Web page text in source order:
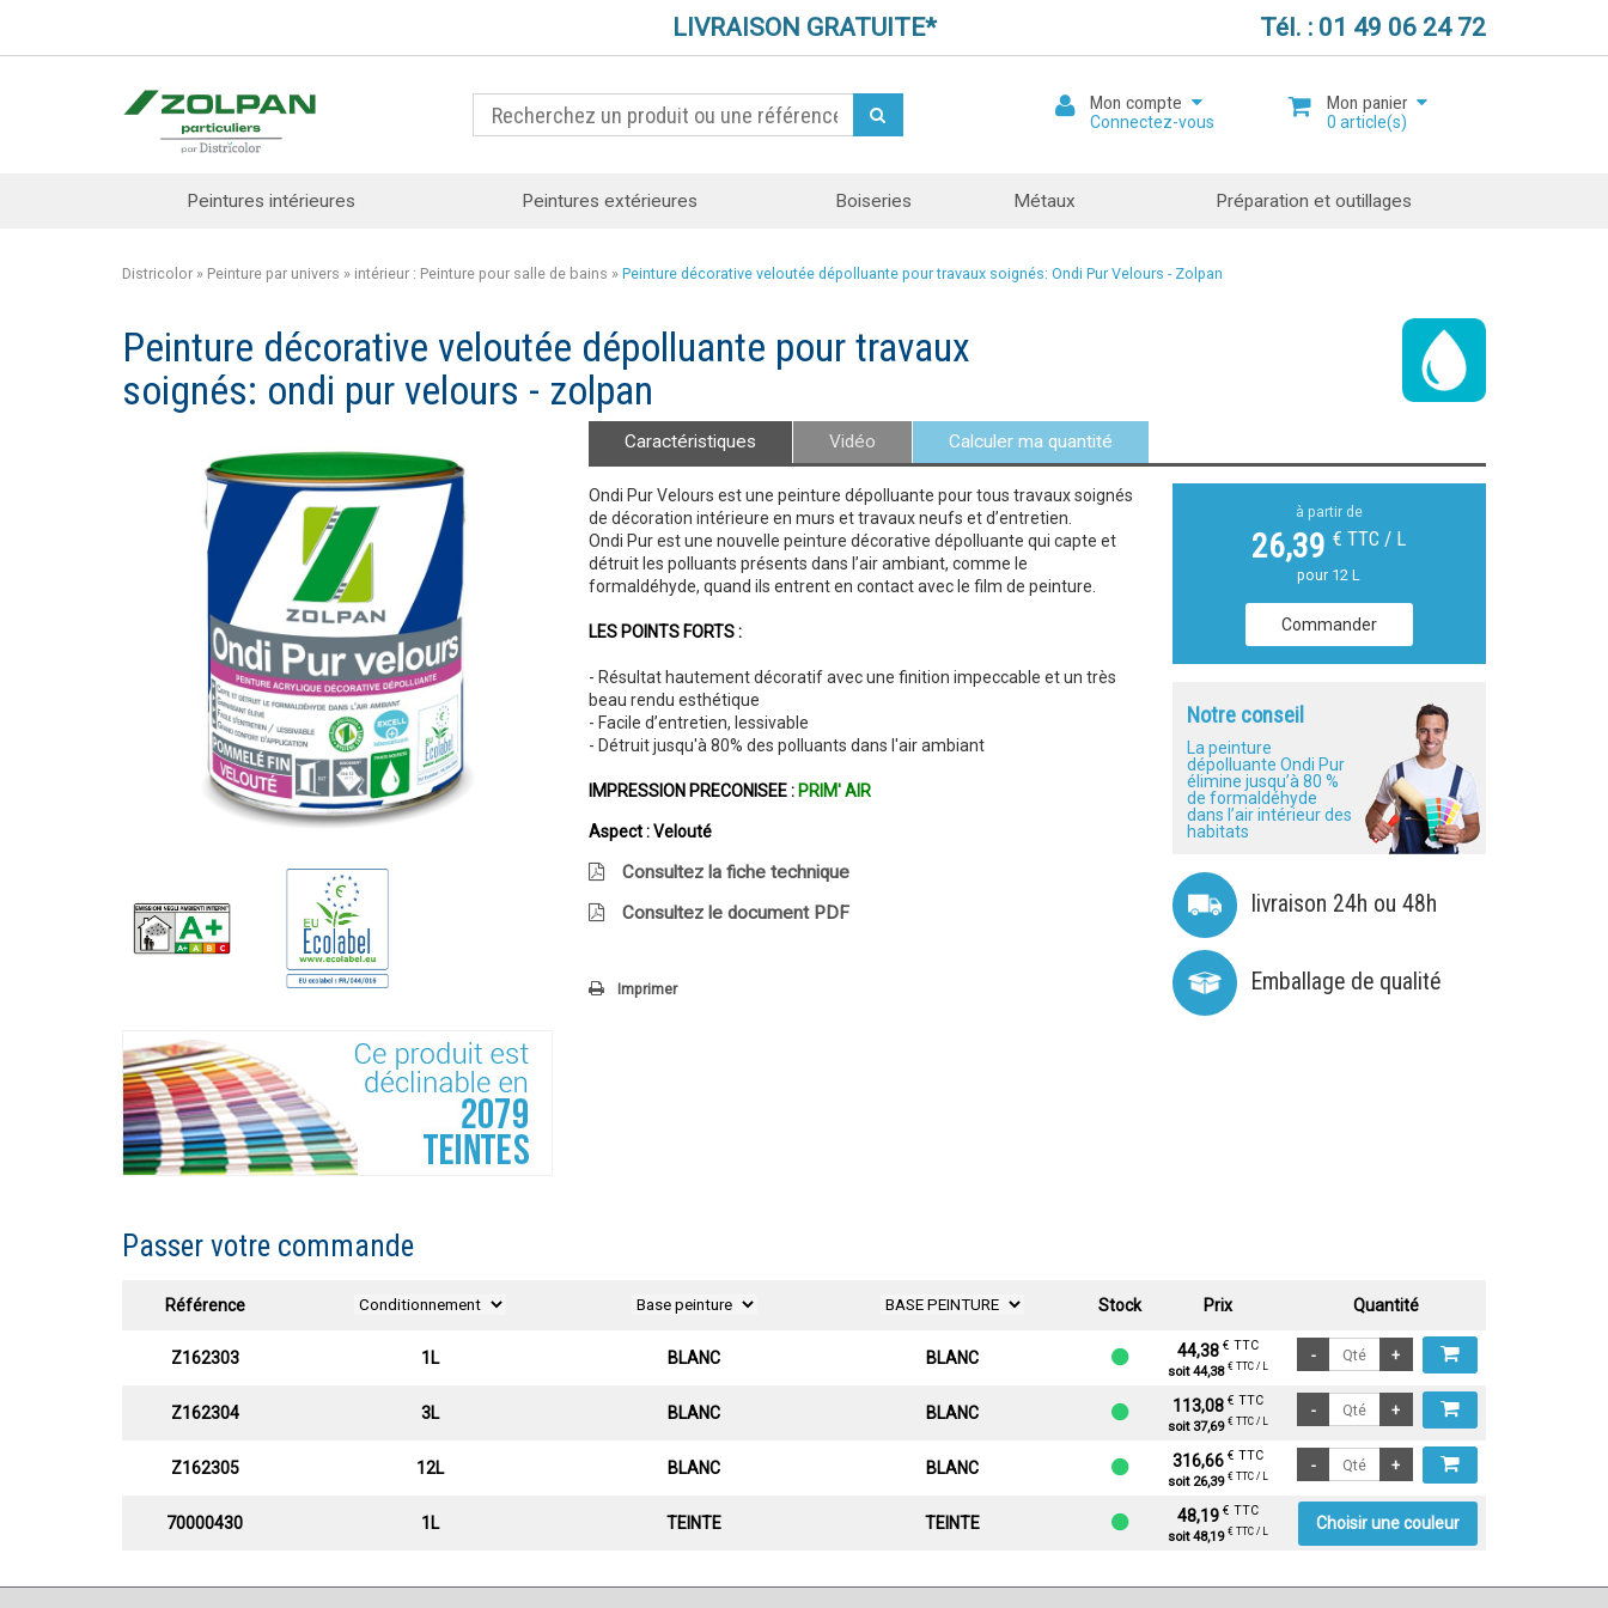
LIVRAISON GRATUITE* Tél. : 01 49 06 24 72
Mon compte
Connectez-vous
Mot de passe oublié ?
Mon panier
0 article(s)
Peintures intérieures Peintures extérieures Boiseries Métaux Préparation et outillages
Districolor » Peinture par univers » intérieur : Peinture pour salle de bains » Peinture décorative veloutée dépolluante pour travaux soignés: Ondi Pur Velours - Zolpan
Peinture décorative veloutée dépolluante pour travaux
soignés: ondi pur velours - zolpan
à partir de
26,39€ TTC / L
pour 12 L
Commander
Notre conseil
La peinture
dépolluante Ondi Pur
élimine jusqu’à 80 %
de formaldéhyde
dans l’air intérieur des
habitats
livraison 24h ou 48h
Emballage de qualité
Caractéristiques Vidéo Calculer ma quantité
Ondi Pur Velours est une peinture dépolluante pour tous travaux soignés
de décoration intérieure en murs et travaux neufs et d’entretien.
Ondi Pur est une nouvelle peinture décorative dépolluante qui capte et
détruit les polluants présents dans l’air ambiant, comme le
formaldéhyde, quand ils entrent en contact avec le film de peinture.
LES POINTS FORTS :
- Résultat hautement décoratif avec une finition impeccable et un très
beau rendu esthétique
- Facile d’entretien, lessivable
- Détruit jusqu'à 80% des polluants dans l'air ambiant
IMPRESSION PRECONISEE : PRIM' AIR
Aspect :Velouté
Consultez la fiche technique
Consultez le document PDF
Imprimer
Passer votre commande
Référence Stock Prix Quantité
Z162303 1L BLANC BLANC 44,38 € TTC
soit 44,38 € TTC / L
Z162304 3L BLANC BLANC 113,08 € TTC
soit 37,69 € TTC / L
Z162305 12L BLANC BLANC 316,66 € TTC
soit 26,39 € TTC / L
70000430 1L TEINTE TEINTE 48,19 € TTC
soit 48,19 € TTC / L Choisir une couleur